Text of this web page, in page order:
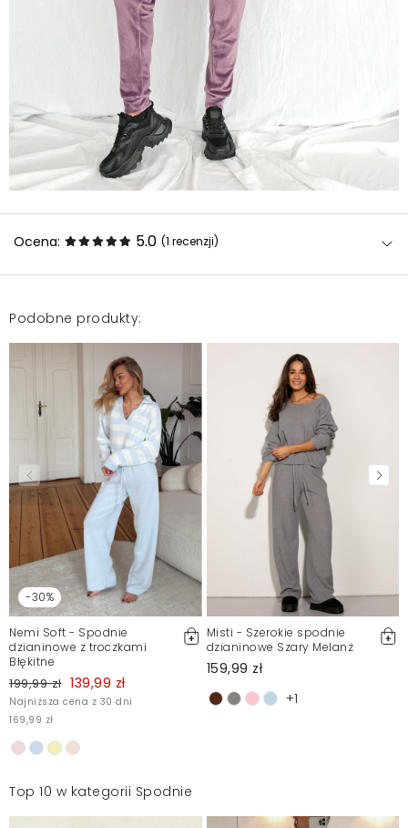
Ocena: 5.0 (1 recenzji)
Świetne dopełnienie całego zestawu, materiał
delikatny, aksamitny, przyjemny w dotyku i noszeniu.
Kolor bomba. Dla typowej S polecam XS. Są nadal
luźniejsze, ale w zestawieniu z bluzą o fasonie
nietoperza wyglądają wspaniale.
2021-01-25
Mosquito zamieszcza wyłącznie zweryfikowane opinie
Klientów. Po moderacji publikujemy zarówno pozytywne, jak i
negatywne opinie. Więcej informacji znajdziesz w naszym
Regulaminie.
Zgłoś nielegalną treść
Podobne produkty:
-30%
Nemi Soft - Spodnie
dzianinowe z troczkami
Błękitne
199,99 zł 139,99 zł
Najniższa cena z 30 dni
169,99 zł
Misti - Szerokie spodnie
dzianinowe Szary Melanż
159,99 zł
+1
Top 10 w kategorii Spodnie